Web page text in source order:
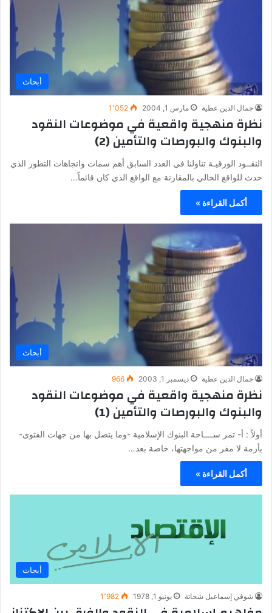
أبحاث
جمال الدين عطية مارس 1, 2004 1٬052
نظرة منهجية واقعية في موضوعات النقود
والبنوك والبورصات والتأمين (2)
النقــود الورقيـة تناولنا في العدد السابق أهم سمات واتجاهات التطور الذي
حدث للواقع الحالي بالمقارنة مع الواقع الذي كان قائماً…
أكمل القراءة »
أبحاث
جمال الدين عطية ديسمبر 1, 2003 966
نظرة منهجية واقعية في موضوعات النقود
والبنوك والبورصات والتأمين (1)
أولاً : ‌أ- تمر ســــاحة البنوك الإسلامية -وما يتصل بها من جهات الفتوى-
بأزمة لا مفر من مواجهتها، خاصة بعد…
أكمل القراءة »
أبحاث
شوقي إسماعيل شحاتة يونيو 1, 1978 1٬982